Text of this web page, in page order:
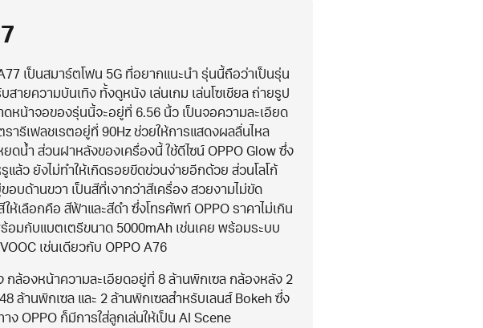
เป็นสมาร์ตโฟน 5G ที่อยากแนะนำ รุ่นนี้ถือว่าเป็นรุ่น
ายความบันเทิง ทั้งดูหนัง เล่นเกม เล่นโซเชียล ถ่ายรูป
ดหน้าจอของรุ่นนี้จะอยู่ที่ 6.56 นิ้ว เป็นจอความละเอียด
ารีเฟลชเรตอยู่ที่ 90Hz ช่วยให้การแสดงผลลื่นไหล
ดน้ำ ส่วนฝาหลังของเครื่องนี้ ใช้ดีไซน์ OPPO Glow ซึ่ง
ล้ว ยังไม่ทำให้เกิดรอยขีดข่วนง่ายอีกด้วย ส่วนโลโก้
บด้านขวา เป็นสีที่เงากว่าสีเครื่อง สวยงามไม่ขัด
ห้เลือกคือ สีฟ้าและสีดำ ซึ่งโทรศัพท์ OPPO ราคาไม่เกิน
อมกับแบตเตรีขนาด 5000mAh เช่นเคย พร้อมระบบ
เช่นเดียวกับ OPPO A76
กล้องหน้าความละเอียดอยู่ที่ 8 ล้านพิกเซล กล้องหลัง 2
ล้านพิกเซล และ 2 ล้านพิกเซลสำหรับเลนส์ Bokeh ซึ่ง
ง OPPO ก็มีการใส่ลูกเล่นให้เป็น AI Scene